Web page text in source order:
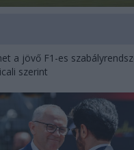
a jövő F1-es
szerint